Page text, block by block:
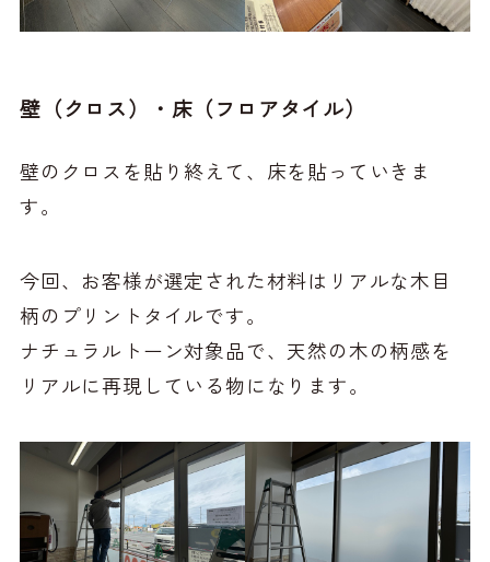
壁（クロス）・床（フロアタイル）
壁のクロスを貼り終えて、床を貼っていきま
す。
今回、お客様が選定された材料はリアルな木目
柄のプリントタイルです。
ナチュラルトーン対象品で、天然の木の柄感を
リアルに再現している物になります。